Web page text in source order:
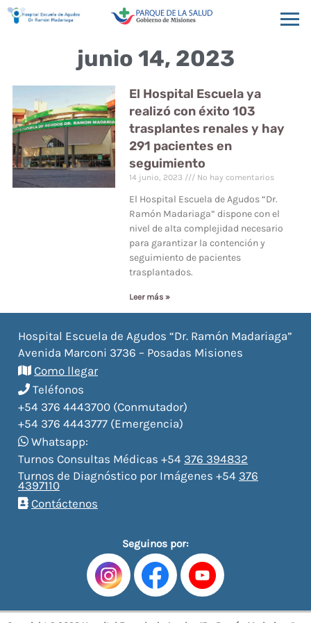
junio 14, 2023
El Hospital Escuela ya
realizó con éxito 103
trasplantes renales y hay
291 pacientes en
seguimiento
14 junio, 2023 No hay comentarios
El Hospital Escuela de Agudos “Dr.
Ramón Madariaga” dispone con el
nivel de alta complejidad necesario
para garantizar la contención y
seguimiento de pacientes
trasplantados.
Leer más »
Hospital Escuela de Agudos “Dr. Ramón Madariaga”
Avenida Marconi 3736 – Posadas Misiones
Como llegar
Teléfonos
+54 376 4443700 (Conmutador)
+54 376 4443777 (Emergencia)
Whatsapp:
Turnos Consultas Médicas +54 376 394832
Turnos de Diagnóstico por Imágenes +54 376
4397110
Contáctenos
Seguinos por: